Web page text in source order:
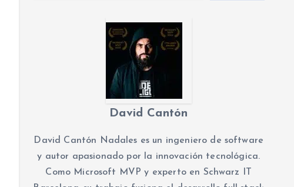
David Cantón
David Cantón Nadales es un ingeniero de software
y autor apasionado por la innovación tecnológica.
Como Microsoft MVP y experto en Schwarz IT